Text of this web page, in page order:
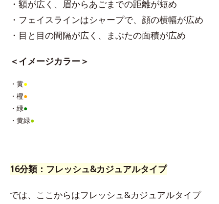
・額が広く、眉からあごまでの距離が短め
・フェイスラインはシャープで、顔の横幅が広め
・目と目の間隔が広く、まぶたの面積が広め
＜イメージカラー＞
・黄●
・橙●
・緑●
・黄緑●
16分類：フレッシュ&カジュアルタイプ
では、ここからはフレッシュ&カジュアルタイプ